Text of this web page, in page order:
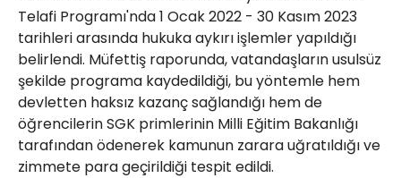
Telafi Programı'nda 1 Ocak 2022 - 30 Kasım 2023
tarihleri arasında hukuka aykırı işlemler yapıldığı
belirlendi. Müfettiş raporunda, vatandaşların usulsüz
şekilde programa kaydedildiği, bu yöntemle hem
devletten haksız kazanç sağlandığı hem de
öğrencilerin SGK primlerinin Milli Eğitim Bakanlığı
tarafından ödenerek kamunun zarara uğratıldığı ve
zimmete para geçirildiği tespit edildi.